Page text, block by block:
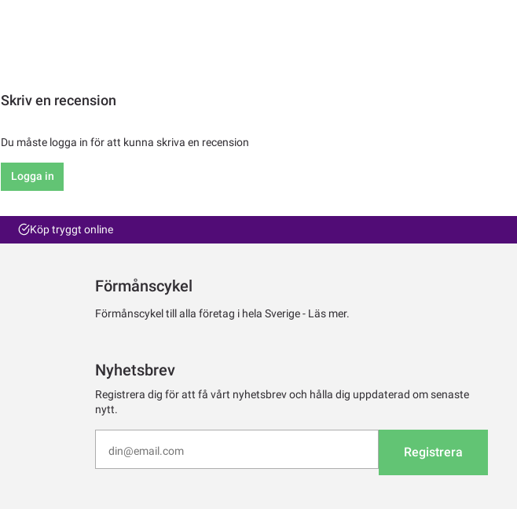
Skriv en recension
Du måste logga in för att kunna skriva en recension
Logga in
Köp tryggt online
Förmånscykel
Förmånscykel till alla företag i hela Sverige - Läs mer.
Nyhetsbrev
Registrera dig för att få vårt nyhetsbrev och hålla dig uppdaterad om senaste
nytt.
Registrera